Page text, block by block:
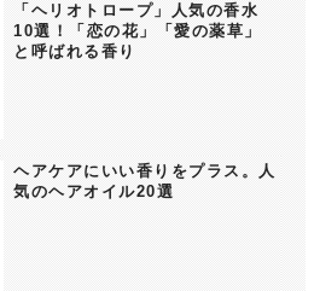
「ヘリオトロープ」人気の香水
10選！「恋の花」「愛の薬草」
と呼ばれる香り
ヘアケアにいい香りをプラス。人
気のヘアオイル20選